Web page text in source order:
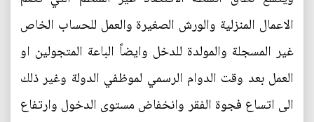
الاعمال المنزلية والورش الصغيرة والعمل للحساب الخاص
غير المسجلة والمولدة للدخل وايضاً الباعة المتجولين او
العمل بعد وقت الدوام الرسمي لموظفي الدولة وغير ذلك
الى اتساع فجوة الفقر وانخفاض مستوى الدخول وارتفاع